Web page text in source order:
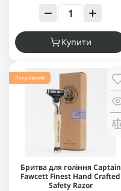
Купити
Популярний
Бритва для гоління Captain
Fawcett Finest Hand Crafted
Safety Razor